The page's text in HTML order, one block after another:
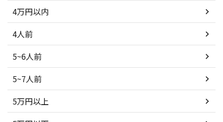
4万円以内
4人前
5~6人前
5~7人前
5万円以上